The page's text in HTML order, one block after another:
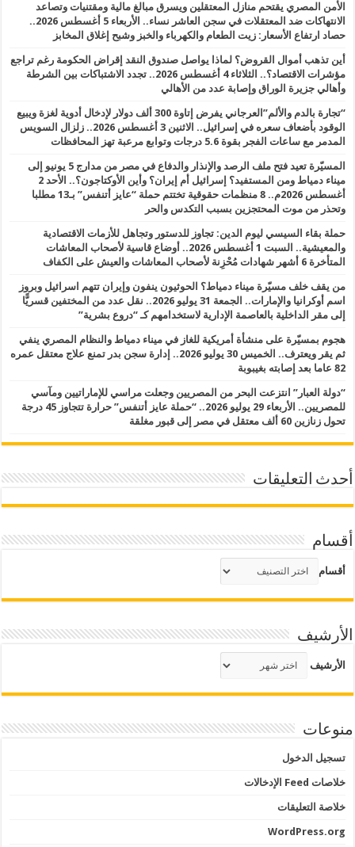
الأمن المصري يقتحم منازل المعتقلين ويسرق مبالغ مالية ومقتنيات وتصاعد
الانتهاكات ضد المعتقلات في سجن العاشر نساء.. الأربعاء 5 أغسطس 2026..
حصاد ارتفاع الأسعار: زيت الطعام والكهرباء والخبز وشبح إغلاق المخابز
أين تذهب أموال القروض؟ لماذا يواصل صندوق النقد إقراض الحكومة رغم تراجع
مؤشرات الاقتصاد؟.. الثلاثاء 4 أغسطس 2026.. تجدد الاشتباكات بين الشرطة
وأهالي جزيرة الوراق وإصابة عدد من الأهالي
“تجارة بالدم والألم”العرجاني يفرض إتاوة 300 ألف دولار لإدخال أدوية لغزة ويبيع
الوقود بأضعاف سعره في إسرائيل.. الاثنين 3 أغسطس 2026.. زلزال السويس
المدمر مع ساعات الفجر بقوة 5.6 درجات وتوابع مرعبة تهز المحافظات
المسيّرة تعيد فتح ملف الرصد والإنذار والدفاع في مصر من مدارج 5 يونيو إلى
ميناء دمياط ومن المستفيد؟ إسرائيل أم إيران؟ وأين الأوكتاجون؟.. الأحد 2
أغسطس 2026م.. 8 منظمات حقوقية تختتم حملة “عايز أتنفس” بـ13 مطلبا
وتحذر من موت المحتجزين بسبب التكدس والحر
حملة بقاء السيسي ليوم الدين: تجاوز للدستور وتجاهل للأزمات الاقتصادية
والمعيشية.. السبت 1 أغسطس 2026.. أوضاع قاسية لأصحاب المعاشات
المتأخرة 6 أشهر شهادات مُحْزِنة لأصحاب المعاشات والعيش على الكفاف
من يقف خلف مسيّرة ميناء دمياط؟ الحوثيون ينفون وإيران تتهم اسرائيل وبروز
اسم أوكرانيا والإمارات.. الجمعة 31 يوليو 2026.. نقل عدد من المختفين قسريًّا
إلى مقر الداخلية بالعاصمة الإدارية لاستخدامهم كـ “دروع بشرية”
هجوم بمسيّرة على منشأة أمريكية للغاز في ميناء دمياط والنظام المصري ينفي
ثم يقر ويعترف.. الخميس 30 يوليو 2026.. إدارة سجن بدر تمنع علاج معتقل عمره
82 عاما بعد إصابته بغيبوبة
“دولة العبار” انتزعت البحر من المصريين وجعلت مراسي للإماراتيين ومآسي
للمصريين.. الأربعاء 29 يوليو 2026.. “حملة عايز أتنفس” حرارة تتجاوز 45 درجة
تحول زنازين 60 ألف معتقل في مصر إلى قبور مغلقة
أحدث التعليقات
أقسام
أقسام
الأرشيف
الأرشيف
منوعات
تسجيل الدخول
خلاصات Feed الإدخالات
خلاصة التعليقات
WordPress.org